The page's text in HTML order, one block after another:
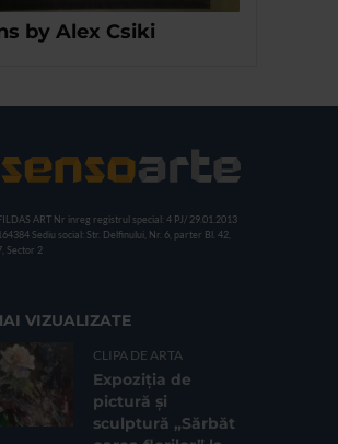
by Alex Csiki
ART Nr inreg registrul special: 4 PJ/ 29.01.2013
Sediu social: Str. Delfinului, Nr. 6, parter Bl. 42,
Sector 2
VIZUALIZATE
CLIPA DE ARTA
Expoziția de
pictură și
sculptură „Sărbăt